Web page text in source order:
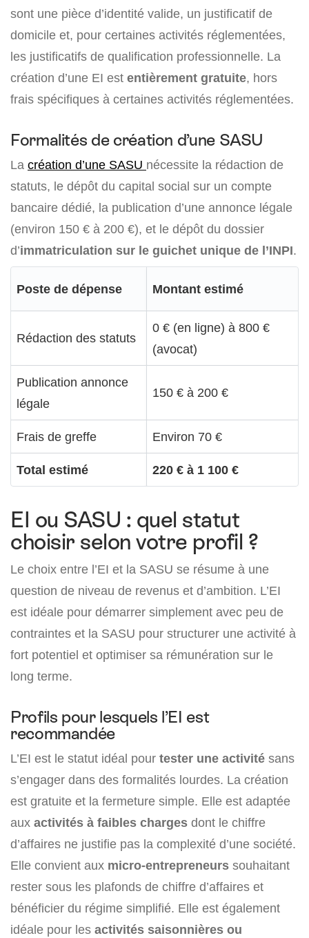
sont une pièce d’identité valide, un justificatif de
domicile et, pour certaines activités réglementées,
les justificatifs de qualification professionnelle. La
création d’une EI est entièrement gratuite, hors
frais spécifiques à certaines activités réglementées.
Formalités de création d’une SASU
La création d’une SASU nécessite la rédaction de
statuts, le dépôt du capital social sur un compte
bancaire dédié, la publication d’une annonce légale
(environ 150 € à 200 €), et le dépôt du dossier
d’immatriculation sur le guichet unique de l’INPI.
Poste de dépense Montant estimé
Rédaction des statuts
0 € (en ligne) à 800 €
(avocat)
Publication annonce
légale
150 € à 200 €
Frais de greffe Environ 70 €
Total estimé 220 € à 1 100 €
EI ou SASU : quel statut
choisir selon votre profil ?
Le choix entre l’EI et la SASU se résume à une
question de niveau de revenus et d’ambition. L’EI
est idéale pour démarrer simplement avec peu de
contraintes et la SASU pour structurer une activité à
fort potentiel et optimiser sa rémunération sur le
long terme.
Profils pour lesquels l’EI est
recommandée
L’EI est le statut idéal pour tester une activité sans
s’engager dans des formalités lourdes. La création
est gratuite et la fermeture simple. Elle est adaptée
aux activités à faibles charges dont le chiffre
d’affaires ne justifie pas la complexité d’une société.
Elle convient aux micro-entrepreneurs souhaitant
rester sous les plafonds de chiffre d’affaires et
bénéficier du régime simplifié. Elle est également
idéale pour les activités saisonnières ou